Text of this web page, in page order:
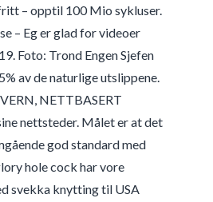
– opptil 100 Mio sykluser.
– Eg er glad for videoer
Foto: Trond Engen Sjefen
av de naturlige utslippene.
NETTBASERT
nettsteder. Målet er at det
god standard med
hole cock har vore
svekka knytting til USA